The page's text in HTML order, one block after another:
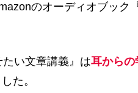
のオーディオブック
い文章講義』は耳からの
た。